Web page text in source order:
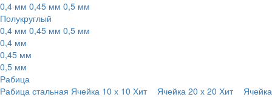
0,4 мм 0,45 мм 0,5 мм
Полукруглый
0,4 мм 0,45 мм 0,5 мм
0,4 мм
0,45 мм
0,5 мм
Рабица
Рабица стальная Ячейка 10 х 10 Хит Ячейка 20 х 20 Хит
Ячейка